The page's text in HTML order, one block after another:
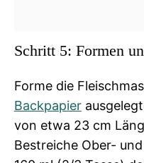
Schritt 5: Formen
Forme die
Backpapier
von etwa 23 cm
Bestreiche Ober-